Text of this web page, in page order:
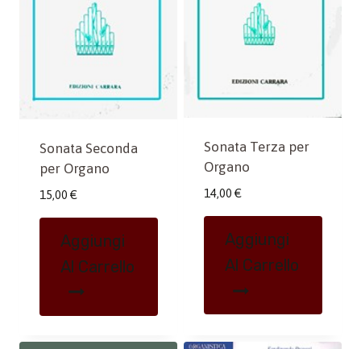
Sonata Seconda
per Organo
15,00 €
Aggiungi
Al Carrello
Sonata Terza per
Organo
14,00 €
Aggiungi
Al Carrello